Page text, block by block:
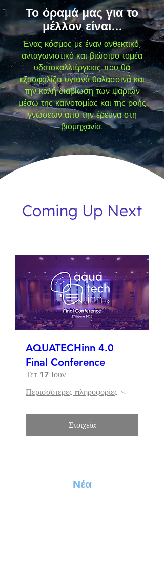
Το όραμάμας για το
μέλλον είναι...
Ένας κόσμος με έναν ανθεκτικό,
ανταγωνιστικό και βιώσιμο τομέα
υδατοκαλλιέργειας που θα
εξασφαλίζει υγιεινά θαλασσινά και
την καλή διαβίωση των ψαριών
μέσω της καινοτομίας και της ροής
γνώσεων από την έρευνα στη
βιομηχανία.
Coming Up Next
AQUATECHinn 4.0
Final Conference
Τετ 17 Ιουν
Περισσότερες πληροφορίες
Στοιχεία
Νέα